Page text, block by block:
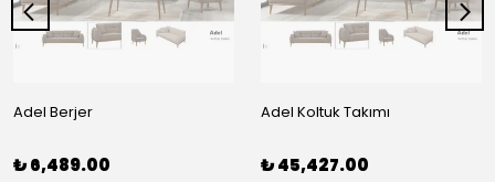
Adel Berjer
₺ 6,489.00
Adel Koltuk Takımı
₺ 45,427.00